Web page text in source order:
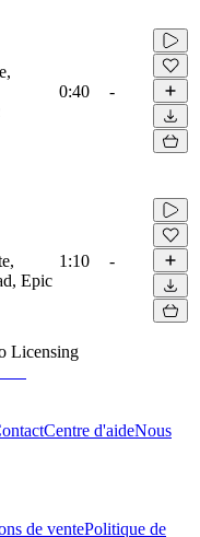
0:40 -
Epic
1:10 -
Licensing
Centre d'aideNous
de ventePolitique de